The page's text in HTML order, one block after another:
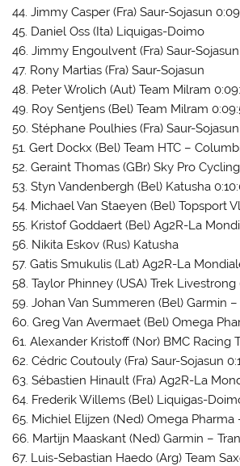
44. Jimmy Casper (Fra) Saur-Sojasun
45. Daniel Oss (Ita) Liquigas-Doimo
46. Jimmy Engoulvent (Fra) Saur-Sojasun
47. Rony Martias (Fra) Saur-Sojasun
48. Peter Wrolich (Aut) Team Milram
49. Roy Sentjens (Bel) Team Milram
50. Stéphane Poulhies (Fra) Saur-
51. Gert Dockx (Bel) Team HTC –
52. Geraint Thomas (GBr) Sky Pro
53. Styn Vandenbergh (Bel) Katusha
54. Michael Van Staeyen (Bel) Topsport
55. Kristof Goddaert (Bel) Ag2R-La
56. Nikita Eskov (Rus) Katusha
57. Gatis Smukulis (Lat) Ag2R-La
58. Taylor Phinney (USA) Trek Livestrong
59. Johan Van Summeren (Bel) Garmin –
60. Greg Van Avermaet (Bel) Omega
61. Alexander Kristoff (Nor) BMC Racing
62. Cédric Coutouly (Fra) Saur-Sojasun
63. Sébastien Hinault (Fra) Ag2R-La
64. Frederik Willems (Bel) Liquigas-
65. Michiel Elijzen (Ned) Omega Pharma
66. Martijn Maaskant (Ned) Garmin –
67. Luis-Sebastian Haedo (Arg) Team